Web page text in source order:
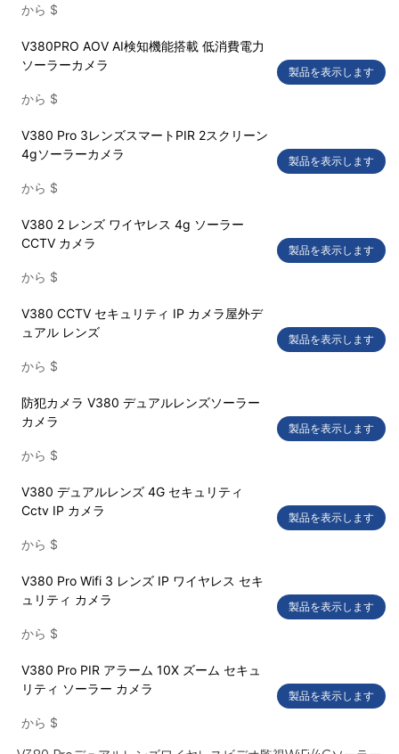
から $
V380PRO AOV AI検知機能搭載 低消費電力
ソーラーカメラ
から $
製品を表示します
V380 Pro 3レンズスマートPIR 2スクリーン
4gソーラーカメラ
から $
製品を表示します
V380 2 レンズ ワイヤレス 4g ソーラー
CCTV カメラ
から $
製品を表示します
V380 CCTV セキュリティ IP カメラ屋外デ
ュアル レンズ
から $
製品を表示します
防犯カメラ V380 デュアルレンズソーラー
カメラ
から $
製品を表示します
V380 デュアルレンズ 4G セキュリティ
Cctv IP カメラ
から $
製品を表示します
V380 Pro Wifi 3 レンズ IP ワイヤレス セキ
ュリティ カメラ
から $
製品を表示します
V380 Pro PIR アラーム 10X ズーム セキュ
リティ ソーラー カメラ
から $
製品を表示します